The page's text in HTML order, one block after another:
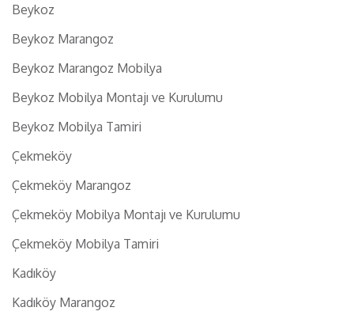
Beykoz
Beykoz Marangoz
Beykoz Marangoz Mobilya
Beykoz Mobilya Montajı ve Kurulumu
Beykoz Mobilya Tamiri
Çekmeköy
Çekmeköy Marangoz
Çekmeköy Mobilya Montajı ve Kurulumu
Çekmeköy Mobilya Tamiri
Kadıköy
Kadıköy Marangoz